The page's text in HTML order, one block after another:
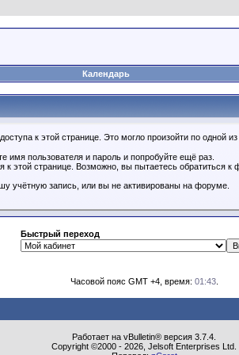
Календарь
к этой странице. Это могло произойти по одной из
имя пользователя и пароль и попробуйте ещё раз.
к этой странице. Возможно, вы пытаетесь обратиться к
учётную запись, или вы не активированы на форуме.
Быстрый переход
Часовой пояс GMT +4, время: 01:43.
Работает на vBulletin® версия 3.7.4.
Copyright ©2000 - 2026, Jelsoft Enterprises Ltd.